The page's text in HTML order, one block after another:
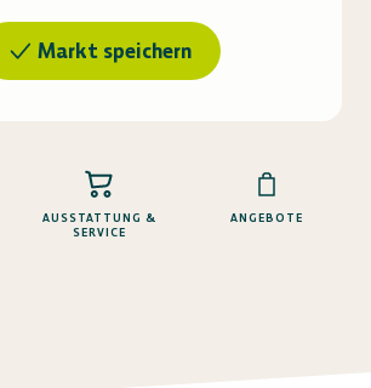
Markt speichern
AUSSTATTUNG &
SERVICE
ANGEBOTE